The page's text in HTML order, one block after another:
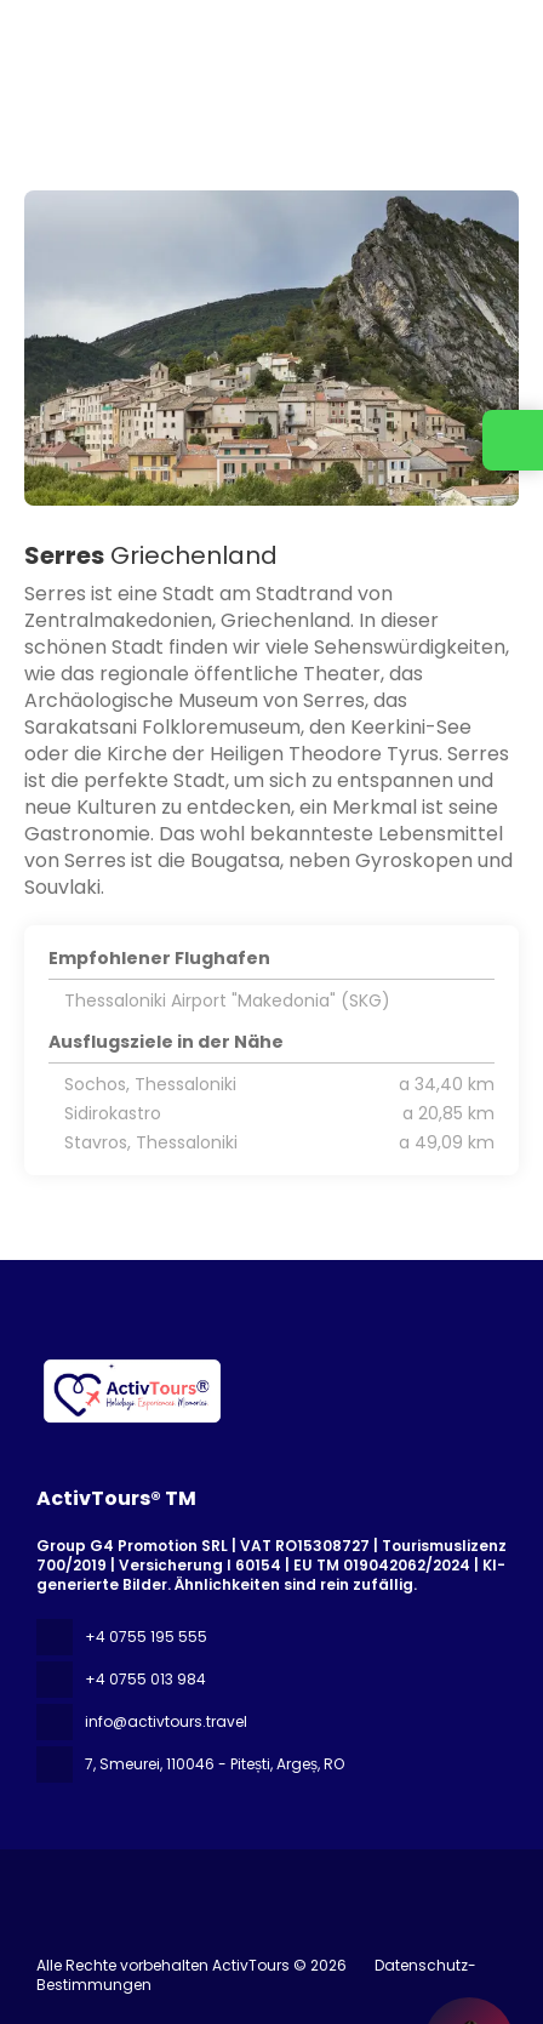
Serres Griechenland
Serres ist eine Stadt am Stadtrand von
Zentralmakedonien, Griechenland. In dieser
schönen Stadt finden wir viele Sehenswürdigkeiten,
wie das regionale öffentliche Theater, das
Archäologische Museum von Serres, das
Sarakatsani Folkloremuseum, den Keerkini-See
oder die Kirche der Heiligen Theodore Tyrus. Serres
ist die perfekte Stadt, um sich zu entspannen und
neue Kulturen zu entdecken, ein Merkmal ist seine
Gastronomie. Das wohl bekannteste Lebensmittel
von Serres ist die Bougatsa, neben Gyroskopen und
Souvlaki.
Empfohlener Flughafen
Thessaloniki Airport "Makedonia" (SKG)
Ausflugsziele in der Nähe
Sochos, Thessaloniki
a 34,40 km
Sidirokastro
a 20,85 km
Stavros, Thessaloniki
a 49,09 km
ActivTours® TM
Group G4 Promotion SRL | VAT RO15308727 | Tourismuslizenz
700/2019 | Versicherung I 60154 | EU TM 019042062/2024 | KI-
generierte Bilder. Ähnlichkeiten sind rein zufällig.
+4 0755 195 555
+4 0755 013 984
info@activtours.travel
7, Smeurei, 110046 - Pitești, Argeș, RO
Alle Rechte vorbehalten ActivTours © 2026
Datenschutz-
Bestimmungen